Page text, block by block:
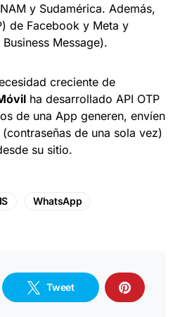
y Sudamérica. Además,
de Facebook y Meta y
Message).
creciente de
ha desarrollado API OTP
de una App generen, envíen
de una sola vez)
su sitio.
WhatsApp
Tweet